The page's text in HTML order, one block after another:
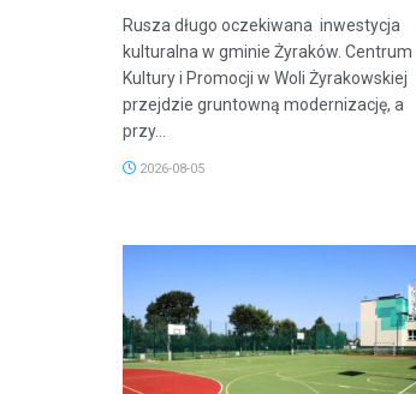
Rusza długo oczekiwana inwestycja
kulturalna w gminie Żyraków. Centrum
Kultury i Promocji w Woli Żyrakowskiej
przejdzie gruntowną modernizację, a
przy...
2026-08-05